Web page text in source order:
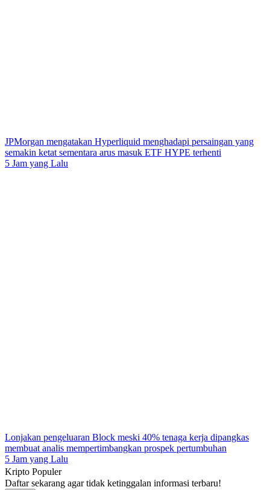
JPMorgan mengatakan Hyperliquid menghadapi persaingan yang
semakin ketat sementara arus masuk ETF HYPE terhenti
5 Jam yang Lalu
Lonjakan pengeluaran Block meski 40% tenaga kerja dipangkas
membuat analis mempertimbangkan prospek pertumbuhan
5 Jam yang Lalu
Kripto Populer
Daftar sekarang agar tidak ketinggalan informasi terbaru!